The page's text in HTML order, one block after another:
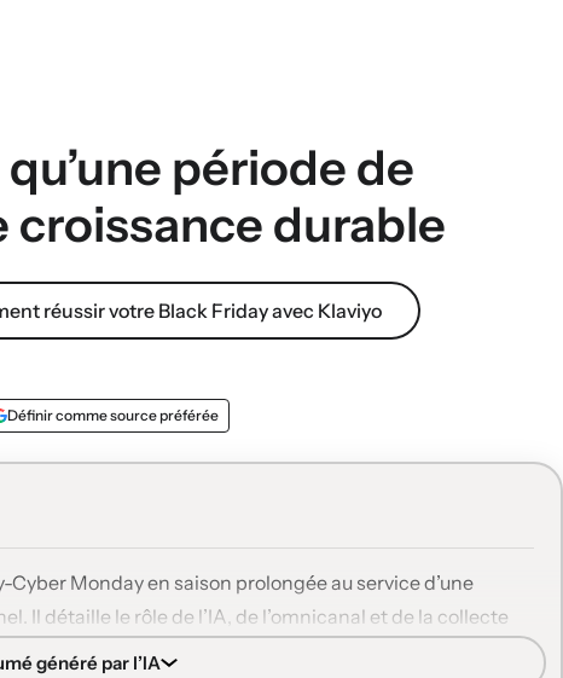
période de
durable
réussir votre Black Friday avec Klaviyo
Définir comme source préférée
Monday en saison prolongée au service d’une
Il détaille le rôle de l’IA, de l’omnicanal et de la collecte
d’achat et fidéliser au-delà des fêtes.
généré par l’IA